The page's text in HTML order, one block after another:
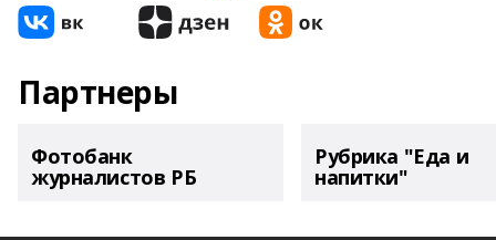
Партнеры
Фотобанк
журналистов РБ
Рубрика "Еда и
напитки"